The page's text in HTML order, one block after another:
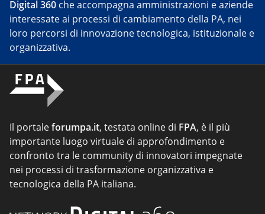
Digital 360 che accompagna amministrazioni e aziende
interessate ai processi di cambiamento della PA, nei
loro percorsi di innovazione tecnologica, istituzionale e
organizzativa.
Il portaleforumpa.it, testata online di FPA, è il più
importante luogo virtuale di approfondimento e
confronto tra le community di innovatori impegnate
nei processi di trasformazione organizzativa e
tecnologica della PA italiana.